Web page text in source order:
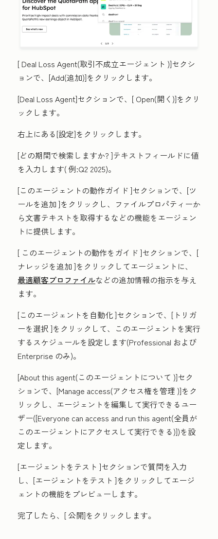
[ Deal Loss Agent(取引不成立エージェント )]セクシ
ョンで、[Add(追加)]をクリックします。
[Deal Loss Agent]セクションで、[ Open(開く )]をクリ
ックします。
右上にある[設定]をクリックします。
[どの期間で検索しますか? ]テキストフィールドに値
を入力します(例:Q2 2025)。
[このエージェントの動作ガイド ]セクションで、[ツ
ールを追加 ]をクリックし、ファイルプロパティーか
ら文書テキストを取得するなどの機能をエージェン
トに提供します。
[ このエージェントの動作をガイド ]セクションで、[
ナレッジを追加 ]をクリックしてエージェントに、
最適顧客プロファイルなどの追加情報の指示を与え
ます。
[このエージェントを自動化]セクションで、[ トリガ
ーを選択 ]をクリックして、このエージェントを実行
するスケジュールを設定します(Professional および
Enterprise のみ)。
[About this agent(このエージェントについて )]セク
ションで、[Manage access(アクセス権を管理 )]をク
リックし、エージェントを編集して実行できるユー
ザー([Everyone can access and run this agent(全員が
このエージェントにアクセスして実行できる)])を設
定します。
[エージェントをテスト ]セクションで質問を入力
し、[エージェントをテスト ]をクリックしてエージ
ェントの機能をプレビューします。
完了したら、[公開]をクリックします。